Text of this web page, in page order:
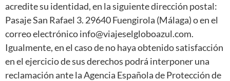
acredite su identidad, en la siguiente dirección postal:
Pasaje San Rafael 3. 29640 Fuengirola (Málaga) o en el
correo electrónico info@viajeselgloboazul.com.
Igualmente, en el caso de no haya obtenido satisfacción
en el ejercicio de sus derechos podrá interponer una
reclamación ante la Agencia Española de Protección de